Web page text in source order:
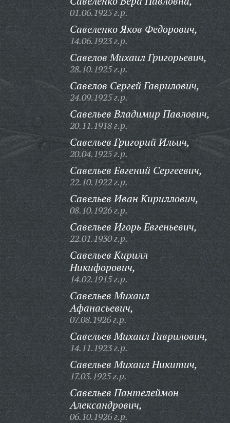
01.06.1925 г.р.
Савеленко Яков Федорович,
14.06.1923 г.р.
Савелов Михаил Григорьевич,
28.10.1925 г.р.
Савелов Сергей Гаврилович,
24.09.1925 г.р.
Савельев Владимир Павлович,
20.11.1918 г.р.
Савельев Григорий Ильич,
20.04.1925 г.р.
Савельев Евгений Сергеевич,
22.10.1922 г.р.
Савельев Иван Кириллович,
08.10.1926 г.р.
Савельев Игорь Евгеньевич,
22.01.1930 г.р.
Савельев Кирилл
Никифорович,
14.02.1915 г.р.
Савельев Михаил
Афанасьевич,
07.08.1926 г.р.
Савельев Михаил Гаврилович,
14.11.1923 г.р.
Савельев Михаил Никитич,
17.03.1925 г.р.
Савельев Пантелеймон
Александрович,
06.10.1926 г.р.